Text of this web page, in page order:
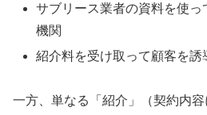
サブリース業者の資料を使っ
機関
紹介料を受け取って顧客を誘
一方、単なる「紹介」（契約内